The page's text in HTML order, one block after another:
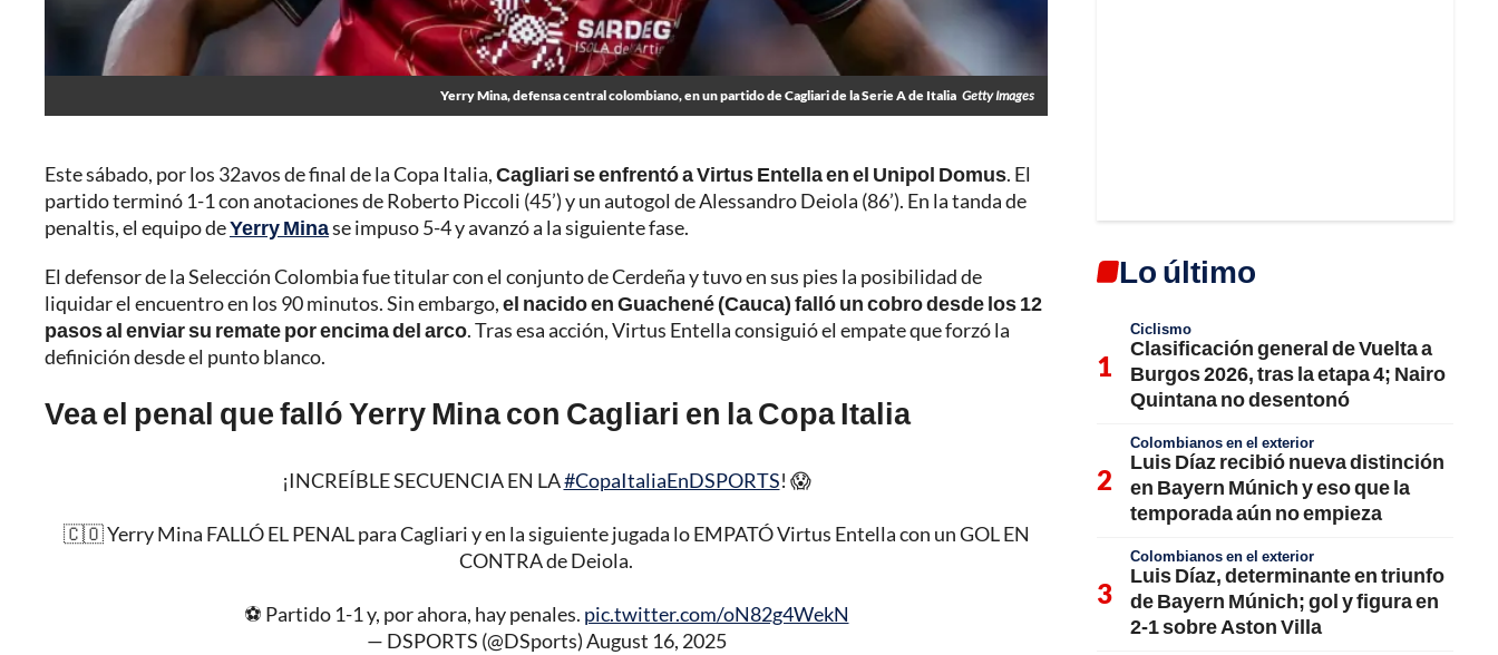
Yerry Mina, defensa central colombiano, en un partido de Cagliari de la Serie A de Italia Getty Images
Este sábado, por los 32avos de final de la Copa Italia,Cagliari se enfrentó a Virtus Entella en el Unipol Domus. El
partido terminó 1-1 con anotaciones de Roberto Piccoli (45’) y un autogol de Alessandro Deiola (86’). En la tanda de
penaltis, el equipo deYerry Minase impuso 5-4 y avanzó a la siguiente fase.
El defensor de la Selección Colombia fue titular con el conjunto de Cerdeña y tuvo en sus pies la posibilidad de
liquidar el encuentro en los 90 minutos. Sin embargo,el nacido en Guachené (Cauca) falló un cobro desde los 12
pasos al enviar su remate por encima del arco. Tras esa acción, Virtus Entella consiguió el empate que forzó la
definición desde el punto blanco.
Vea el penal que falló Yerry Mina con Cagliari en la Copa Italia
¡INCREÍBLE SECUENCIA EN LA#CopaItaliaEnDSPORTS! 😱
🇨🇴 Yerry Mina FALLÓ EL PENAL para Cagliari y en la siguiente jugada lo EMPATÓ Virtus Entella con un GOL EN
CONTRA de Deiola.
⚽ Partido 1-1 y, por ahora, hay penales. pic.twitter.com/oN82g4WekN
— DSPORTS (@DSports)August 16, 2025
Lo último
Ciclismo
Clasificación general de Vuelta a
Burgos 2026, tras la etapa 4; Nairo
Quintana no desentonó
Colombianos en el exterior
Luis Díaz recibió nueva distinción
en Bayern Múnich y eso que la
temporada aún no empieza
Colombianos en el exterior
Luis Díaz, determinante en triunfo
de Bayern Múnich; gol y figura en
2-1 sobre Aston Villa